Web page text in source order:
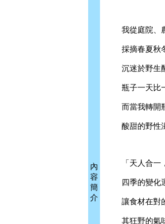
內
容
簡
介
我從庭院、農
採摘春夏秋冬
沉迷於野生酵
瓶子一天比一
而當我轉開
酸甜的野性滋
「天人合一，
四季的變化運
讓食材在對的
其狂野的氣味